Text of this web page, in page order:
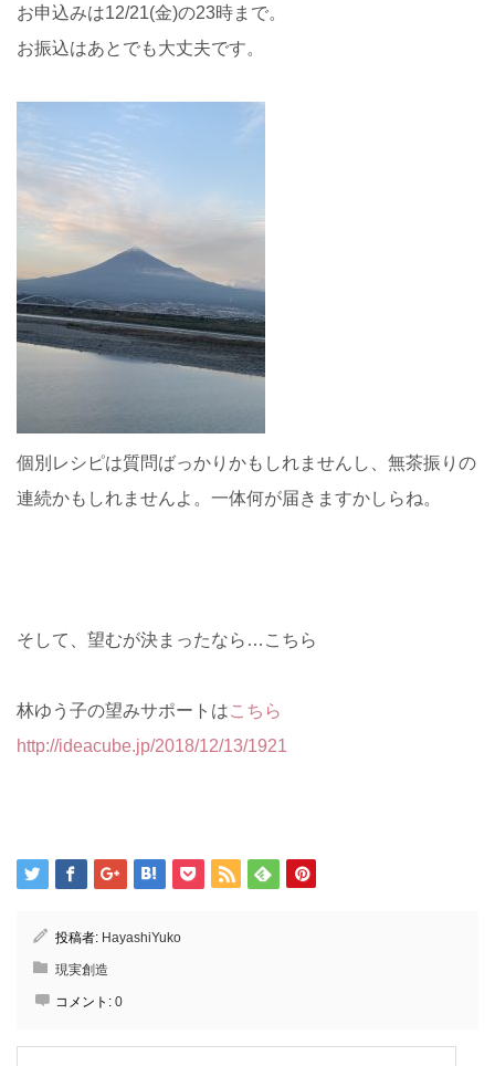
お申込みは12/21(金)の23時まで。
お振込はあとでも大丈夫です。
個別レシピは質問ばっかりかもしれませんし、無茶振りの
連続かもしれませんよ。一体何が届きますかしらね。
そして、望むが決まったなら…こちら
林ゆう子の望みサポートはこちら
http://ideacube.jp/2018/12/13/1921
投稿者: HayashiYuko
現実創造
コメント: 0